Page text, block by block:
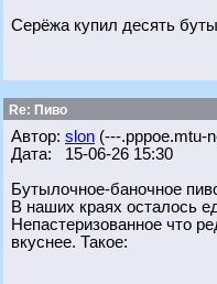
Серёжа купил десять
Re: Пиво
Автор: slon (---.pppoe.mtu-
Дата: 15-06-26 15:30
Бутылочное-баночное
В наших краях осталось
Непастеризованное что
вкуснее. Такое: